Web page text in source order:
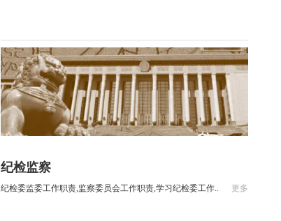
纪检监察
更多
纪检委监委工作职责,监察委员会工作职责,学习纪检委工作..